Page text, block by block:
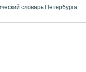
словарь Петербурга